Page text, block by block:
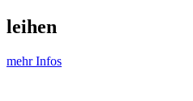
leihen
mehr Infos